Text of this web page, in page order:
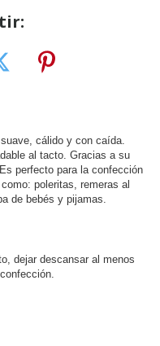
cálido y con caída.
al tacto. Gracias a su
perfecto para la confección
poleritas, remeras al
de bebés y pijamas.
dejar descansar al menos